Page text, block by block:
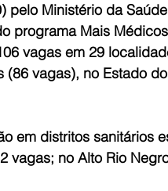
Ministério da
programa Mais
vagas em 29
vagas), no Estado
em distritos sanitários
vagas; no Alto Rio